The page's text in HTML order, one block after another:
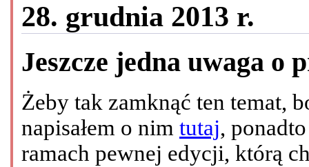
28. grudnia 2013 r.
Jeszcze jedna uwaga o
Żeby tak zamknąć ten temat,
napisałem o nim tutaj,
ramach pewnej edycji, którą